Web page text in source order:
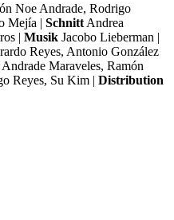
Noe Andrade, Rodrigo
Mejía | Schnitt Andrea
| Musik Jacobo Lieberman |
Reyes, Antonio González
Maraveles, Ramón
Reyes, Su Kim | Distribution